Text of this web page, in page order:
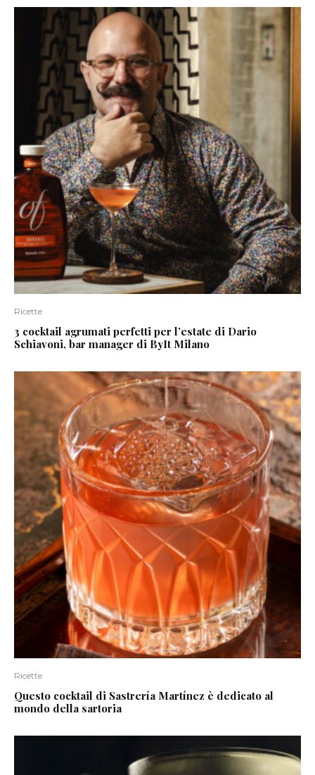
Ricette
3 cocktail agrumati perfetti per l’estate di Dario
Schiavoni, bar manager di ByIt Milano
Ricette
Questo cocktail di Sastrería Martínez è dedicato al
mondo della sartoria